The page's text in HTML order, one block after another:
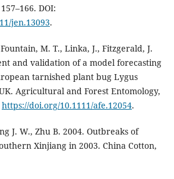
DOI:
jen.13093.
M. T., Linka, J., Fitzgerald, J.
and validation of a model forecasting
tarnished plant bug Lygus
Agricultural and Forest Entomology,
https://doi.org/10.1111/afe.12054.
J. W., Zhu B. 2004. Outbreaks of
Xinjiang in 2003. China Cotton,